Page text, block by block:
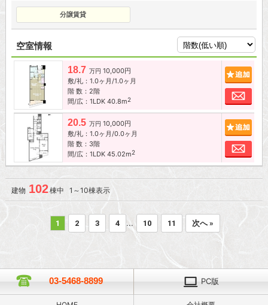
分譲賃貸
空室情報
18.7 万円 10,000円
敷/礼：1.0ヶ月/1.0ヶ月
階 数：2階
間/広：1LDK 40.8m2
お
20.5 万円 10,000円
敷/礼：1.0ヶ月/0.0ヶ月
階 数：3階
間/広：1LDK 45.02m2
お
建物 102棟中 1～10棟表示
1 2 3 4 ... 10 11 次へ »
03-5468-8899 PC版